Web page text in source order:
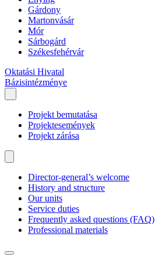
Gárdony
Martonvásár
Mór
Sárbogárd
Székesfehérvár
Oktatási Hivatal
Bázisintézménye
Projekt bemutatása
Projektesemények
Projekt zárása
Director-general’s welcome
History and structure
Our units
Service duties
Frequently asked questions (FAQ)
Professional materials